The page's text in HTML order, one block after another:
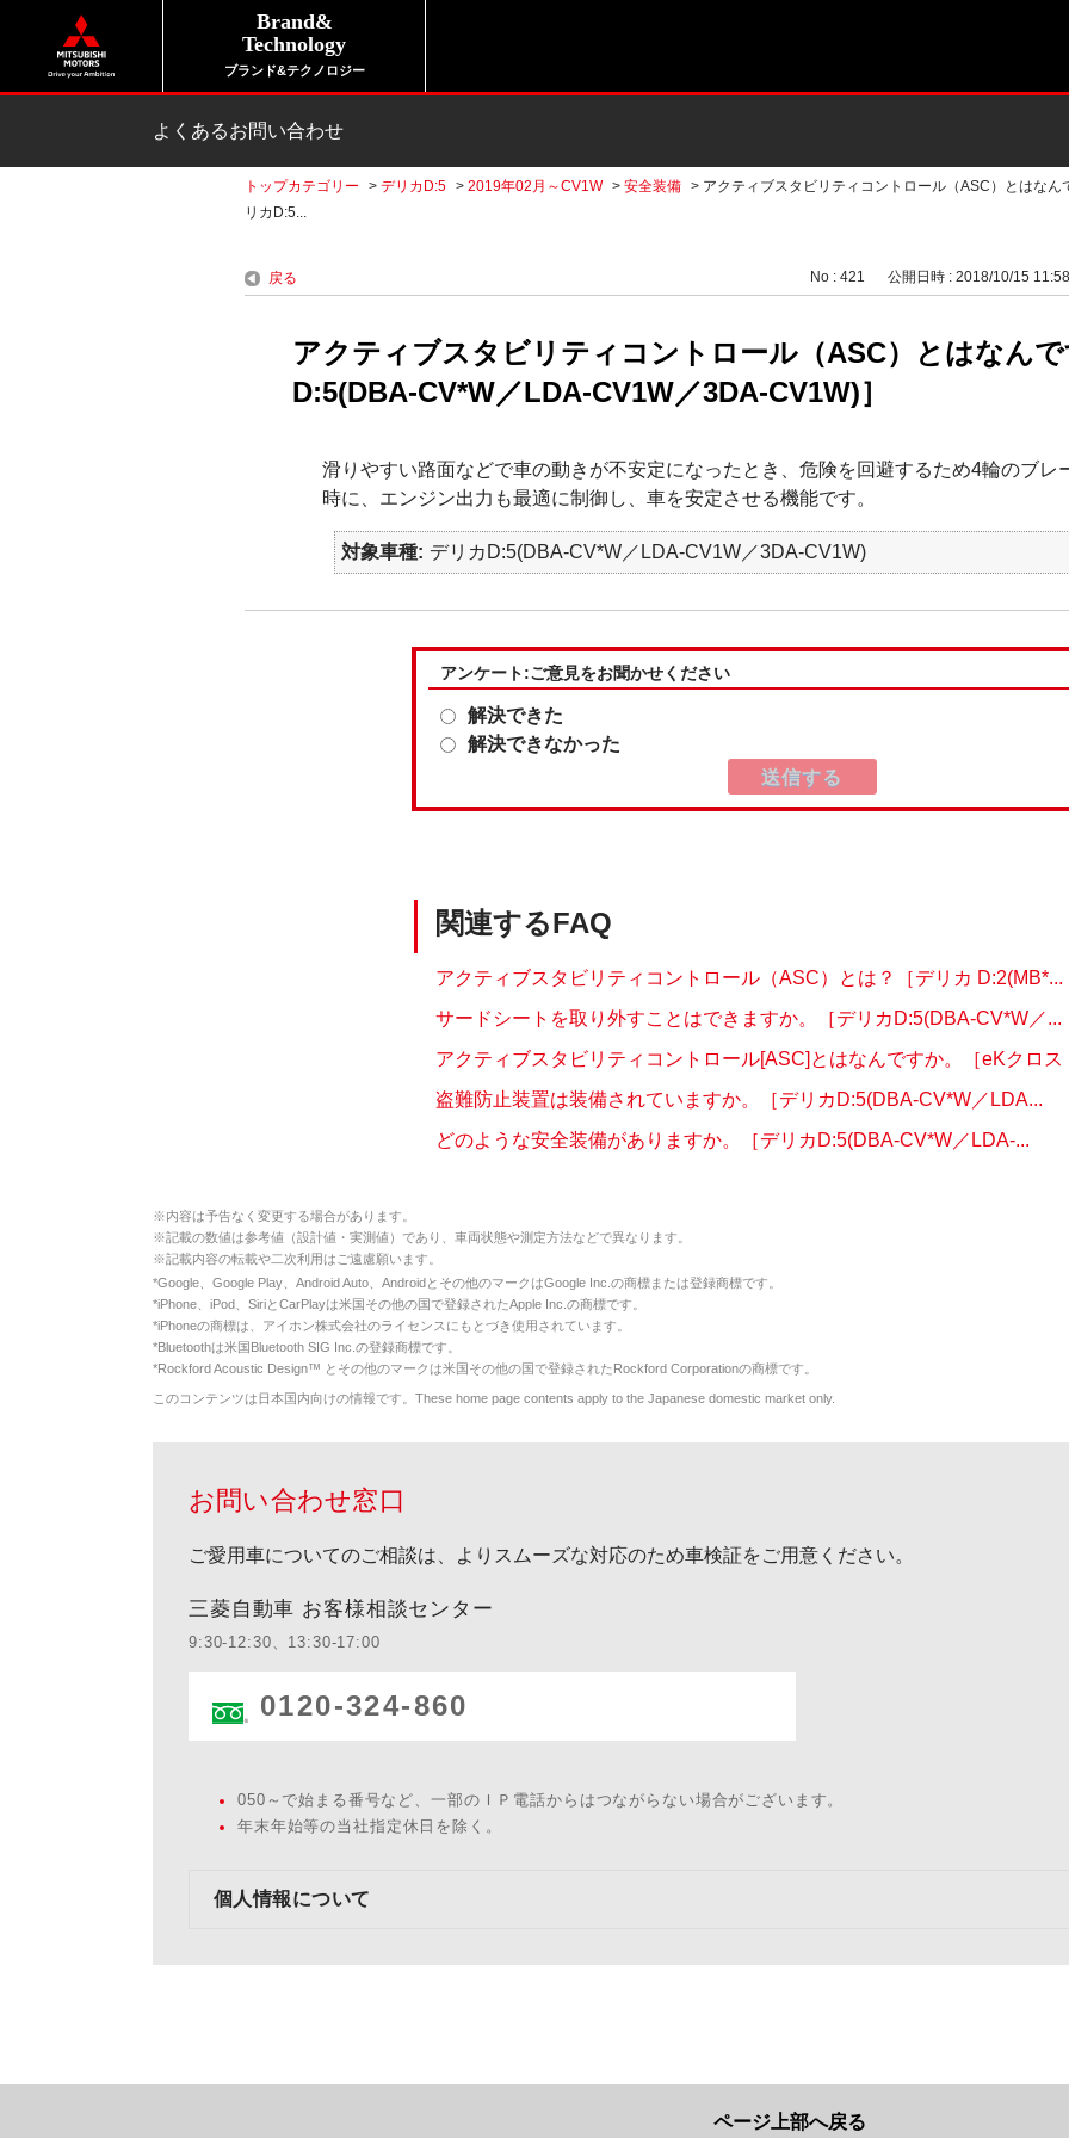
Brand&
Technology
ブランド&テクノロジー
よくあるお問い合わせ
トップカテゴリー > デリカD:5 > 2019年02月～CV1W > 安全装備 > アクティブスタビリティコントロール（ASC）とはなん
リカD:5...
戻る No : 421 公開日時 : 2018/10/15 11:58
アクティブスタビリティコントロール（ASC）とはなん
D:5(DBA-CV*W／LDA-CV1W／3DA-CV1W)］
滑りやすい路面などで車の動きが不安定になったとき、危険を回避するため4輪のブレ
時に、エンジン出力も最適に制御し、車を安定させる機能です。
対象車種 デリカD:5(DBA-CV*W／LDA-CV1W／3DA-CV1W)
アンケート:ご意見をお聞かせください
解決できた
解決できなかった
関連するFAQ
アクティブスタビリティコントロール（ASC）とは？［デリカ D:2(MB*...
サードシートを取り外すことはできますか。［デリカD:5(DBA-CV*W／...
アクティブスタビリティコントロール[ASC]とはなんですか。［eKクロス
盗難防止装置は装備されていますか。［デリカD:5(DBA-CV*W／LDA...
どのような安全装備がありますか。［デリカD:5(DBA-CV*W／LDA-...
※内容は予告なく変更する場合があります。
※記載の数値は参考値（設計値・実測値）であり、車両状態や測定方法などで異なります。
※記載内容の転載や二次利用はご遠慮願います。
*Google、Google Play、Android Auto、Androidとその他のマークはGoogle Inc.の商標または登録商標です。
*iPhone、iPod、SiriとCarPlayは米国その他の国で登録されたApple Inc.の商標です。
*iPhoneの商標は、アイホン株式会社のライセンスにもとづき使用されています。
*Bluetoothは米国Bluetooth SIG Inc.の登録商標です。
*Rockford Acoustic Design™ とその他のマークは米国その他の国で登録されたRockford Corporationの商標です。
このコンテンツは日本国内向けの情報です。These home page contents apply to the Japanese domestic market only.
お問い合わせ窓口
ご愛用車についてのご相談は、よりスムーズな対応のため車検証をご用意ください。
三菱自動車 お客様相談センター
9:30-12:30、13:30-17:00
0120-324-860
050～で始まる番号など、一部のＩＰ電話からはつながらない場合がございます。
年末年始等の当社指定休日を除く。
個人情報について
ページ上部へ戻る